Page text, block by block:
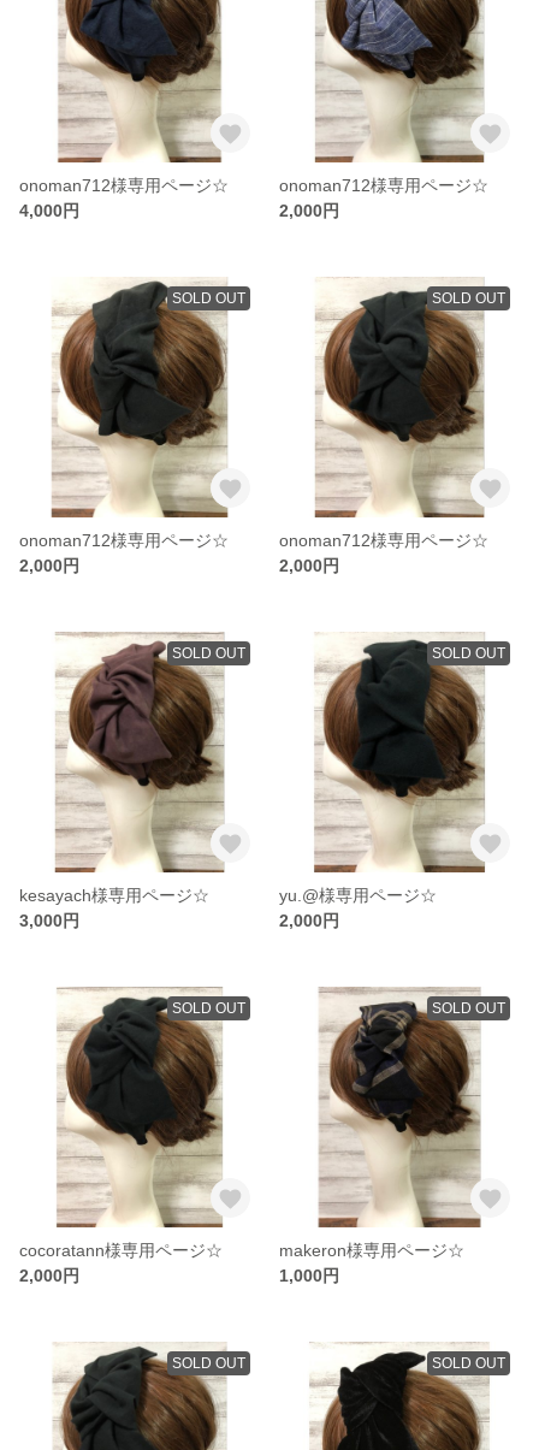
onoman712様専用ページ☆
4,000円
onoman712様専用ページ☆
2,000円
SOLD OUT
onoman712様専用ページ☆
2,000円
SOLD OUT
onoman712様専用ページ☆
2,000円
SOLD OUT
kesayach様専用ページ☆
3,000円
SOLD OUT
yu.@様専用ページ☆
2,000円
SOLD OUT
cocoratann様専用ページ☆
2,000円
SOLD OUT
makeron様専用ページ☆
1,000円
SOLD OUT SOLD OUT